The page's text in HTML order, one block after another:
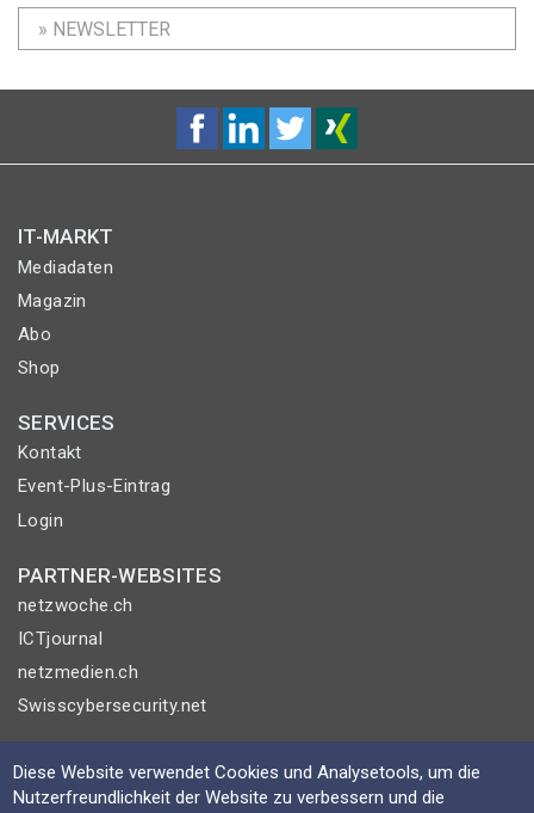
» NEWSLETTER
IT-MARKT
Mediadaten
Magazin
Abo
Shop
SERVICES
Kontakt
Event-Plus-Eintrag
Login
PARTNER-WEBSITES
netzwoche.ch
ICTjournal
netzmedien.ch
Swisscybersecurity.net
© NETZMEDIEN AG 2026
Impressum
Diese Website verwendet Cookies und Analysetools, um die
Nutzerfreundlichkeit der Website zu verbessern und die